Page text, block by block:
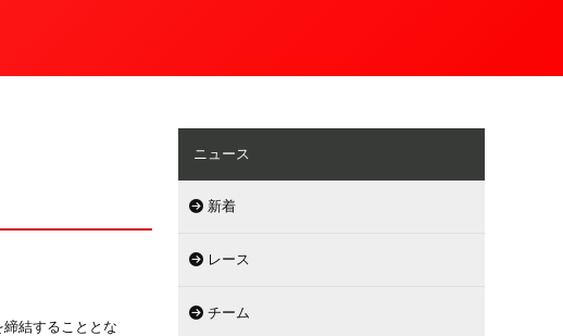
結することとな
ニュース
新着
レース
チーム